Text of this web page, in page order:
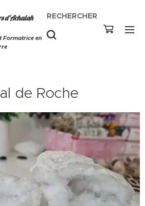
d'Achaiah
Formatrice en
RECHERCHER
de Roche